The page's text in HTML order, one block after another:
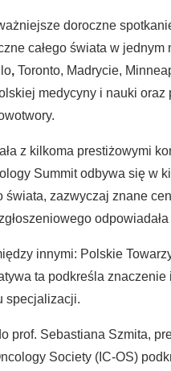
doroczne
całego świata w
, Toronto, Madrycie,
medycyny i nauki
z kilkoma prestiżowymi
Summit odbywa się w
świata, zazwyczaj znane
innymi: Polskie
ta podkreśla
specjalizacji.
prof. Sebastiana Szmita,
Society (IC-OS)